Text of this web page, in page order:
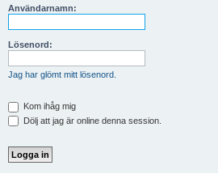
Användarnamn:
Lösenord:
Jag har glömt mitt lösenord.
Kom ihåg mig
Dölj att jag är online denna session.